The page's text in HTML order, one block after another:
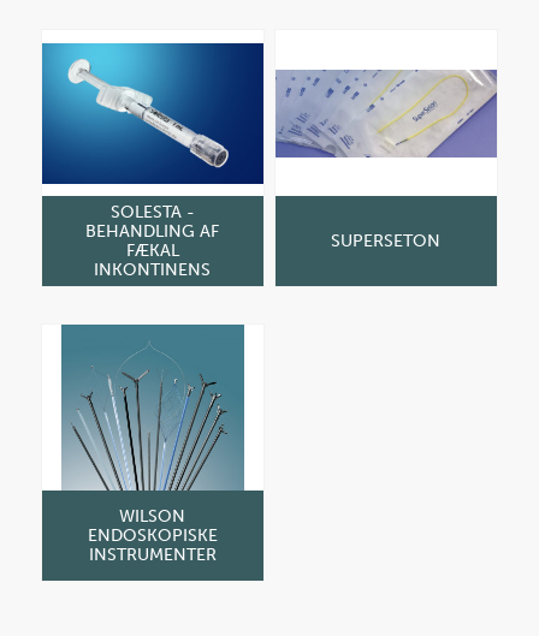
SOLESTA -
BEHANDLING AF
FÆKAL
INKONTINENS
SUPERSETON
WILSON
ENDOSKOPISKE
INSTRUMENTER